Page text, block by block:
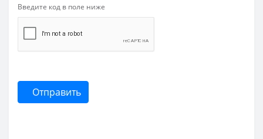
Введите код в поле ниже
Отправить